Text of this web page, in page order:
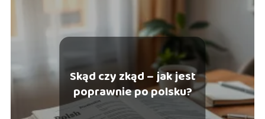
Skąd czy zkąd – jak jest
poprawnie po polsku?